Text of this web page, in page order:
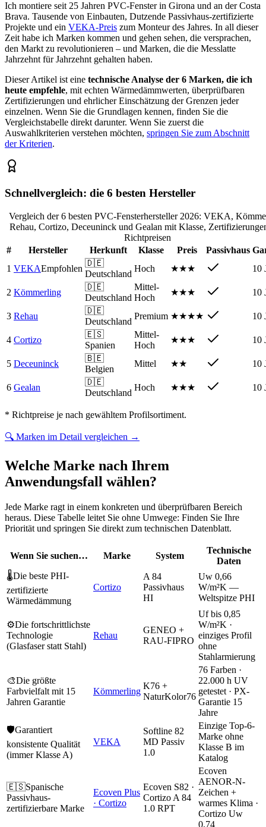
Ich montiere seit 25 Jahren PVC-Fenster in Girona und an der Costa
Brava. Tausende von Einbauten, Dutzende Passivhaus-zertifizierte
Projekte und ein VEKA-Preis zum Monteur des Jahres. In all dieser
Zeit habe ich Marken kommen und gehen sehen, die versprachen,
den Markt zu revolutionieren – und Marken, die die Messlatte
Jahrzehnt für Jahrzehnt gehalten haben.
Dieser Artikel ist eine technische Analyse der 6 Marken, die ich
heute empfehle, mit echten Wärmedämmwerten, überprüfbaren
Zertifizierungen und ehrlicher Einschätzung der Grenzen jeder
einzelnen. Wenn Sie die Grundlagen kennen, finden Sie die
Vergleichstabelle direkt darunter. Wenn Sie zuerst die
Auswahlkriterien verstehen möchten, springen Sie zum Abschnitt
der Kriterien.
Schnellvergleich: die 6 besten Hersteller
Vergleich der 6 besten PVC-Fensterhersteller 2026: VEKA,
Rehau, Cortizo, Deceuninck und Gealan mit Klasse,
Richtpreisen
#
Hersteller Herkunft Klasse Preis Passivhaus
1 VEKAEmpfohlen
🇩🇪
Deutschland
Hoch ★★★ 10
2 Kömmerling
🇩🇪
Deutschland
Mittel-
Hoch
★★★ 10
3 Rehau
🇩🇪
Deutschland
Premium ★★★★ 10
4 Cortizo
🇪🇸
Spanien
Mittel-
Hoch
★★★ 10
5 Deceuninck
🇧🇪
Belgien
Mittel ★★ 10
6 Gealan
🇩🇪
Deutschland
Hoch ★★★ 10
* Richtpreise je nach gewähltem Profilsortiment.
🔍 Marken im Detail vergleichen →
Welche Marke nach Ihrem
Anwendungsfall wählen?
Jede Marke ragt in einem konkreten und überprüfbaren Bereich
heraus. Diese Tabelle leitet Sie ohne Umwege: Finden Sie Ihre
Priorität und springen Sie direkt zum technischen Datenblatt.
Wenn Sie suchen… Marke System
Technische
Daten
🌡️Die beste PHI-
zertifizierte
Wärmedämmung
Cortizo
A 84
Passivhaus
HI
Uw 0,66
W/m²K —
Weltspitze PHI
⚙️Die fortschrittlichste
Technologie
(Glasfaser statt Stahl)
Rehau
GENEO +
RAU-FIPRO
Uf bis 0,85
W/m²K ·
einziges Profil
ohne
Stahlarmierung
🎨Die größte
Farbvielfalt mit 15
Jahren Garantie
Kömmerling
K76 +
NaturKolor76
76 Farben ·
22.000 h UV
getestet · PX-
Garantie 15
Jahre
🛡️Garantiert
konsistente Qualität
(immer Klasse A)
VEKA
Softline 82
MD Passiv
1.0
Einzige Top-6-
Marke ohne
Klasse B im
Katalog
🇪🇸Spanische
Passivhaus-
zertifizierbare Marke
Ecoven Plus
· Cortizo
Ecoven S82 ·
Cortizo A 84
1.0 RPT
Ecoven
AENOR-N-
Zeichen +
warmes Klima ·
Cortizo Uw
0,74